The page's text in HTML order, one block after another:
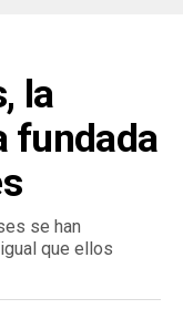
la
fundada
se han
que ellos